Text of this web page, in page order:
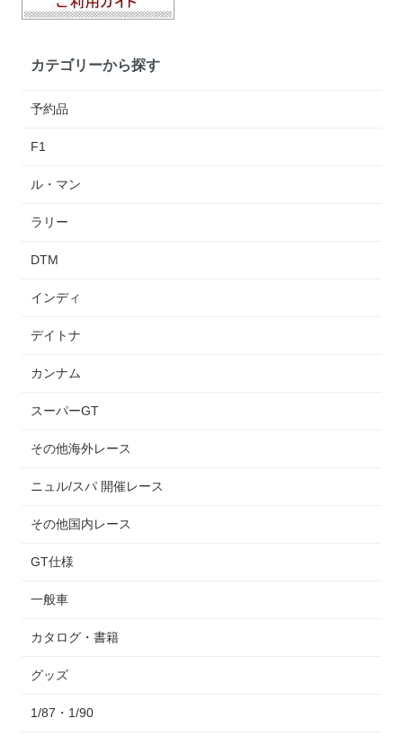
カテゴリーから探す
予約品
F1
ル・マン
ラリー
DTM
インディ
デイトナ
カンナム
スーパーGT
その他海外レース
ニュル/スパ 開催レース
その他国内レース
GT仕様
一般車
カタログ・書籍
グッズ
1/87・1/90